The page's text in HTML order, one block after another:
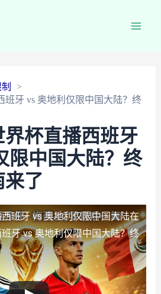
班牙 vs 奥地利仅限中国大陆？终
界杯直播西班牙
限中国大陆？终
了
班牙 vs 奥地利仅限中国大陆在
牙 vs 奥地利仅限中国大陆？终